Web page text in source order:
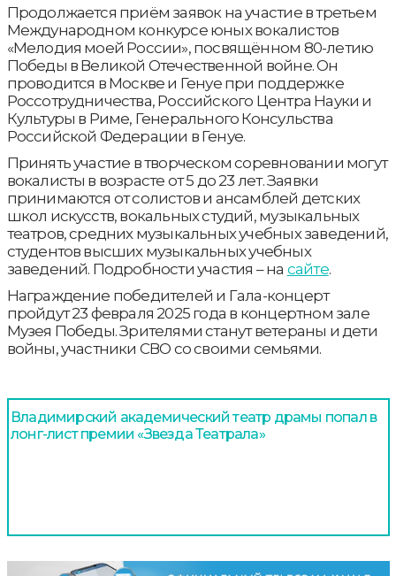
Продолжается приём заявок на участие в третьем
Международном конкурсе юных вокалистов
«Мелодия моей России», посвящённом 80-летию
Победы в Великой Отечественной войне. Он
проводится в Москве и Генуе при поддержке
Россотрудничества, Российского Центра Науки и
Культуры в Риме, Генерального Консульства
Российской Федерации в Генуе.
Принять участие в творческом соревновании могут
вокалисты в возрасте от 5 до 23 лет. Заявки
принимаются от солистов и ансамблей детских
школ искусств, вокальных студий, музыкальных
театров, средних музыкальных учебных заведений,
студентов высших музыкальных учебных
заведений. Подробности участия – на сайте.
Награждение победителей и Гала-концерт
пройдут 23 февраля 2025 года в концертном зале
Музея Победы. Зрителями станут ветераны и дети
войны, участники СВО со своими семьями.
Владимирский академический театр драмы попал в
лонг-лист премии «Звезда Театрала»